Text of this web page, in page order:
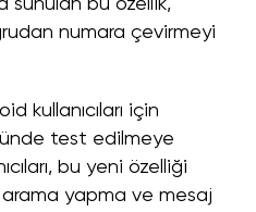
numara çevirmeyi
kullanıcıları için
test edilmeye
bu yeni özelliği
arama yapma ve mesaj